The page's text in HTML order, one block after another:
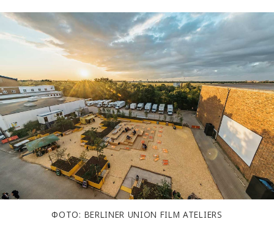
ФОТО: BERLINER UNION FILM ATELIERS